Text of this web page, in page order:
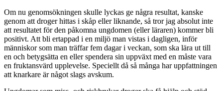
Om nu genomsökningen skulle lyckas ge några resultat, kanske
genom att droger hittas i skåp eller liknande, så tror jag absolut inte
att resultatet för den påkomna ungdomen (eller läraren) kommer bli
positivt. Att bli ertappad i en miljö man vistas i dagligen, inför
människor som man träffar fem dagar i veckan, som ska lära ut till
en och betygsätta en eller spendera sin uppväxt med en måste vara
en fruktansvärd upplevelse. Speciellt då så många har uppfattningen
att knarkare är något slags avskum.